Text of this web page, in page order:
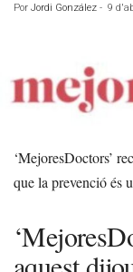
Por Jordi González - 9
‘MejoresDoctors’
que la prevenció és